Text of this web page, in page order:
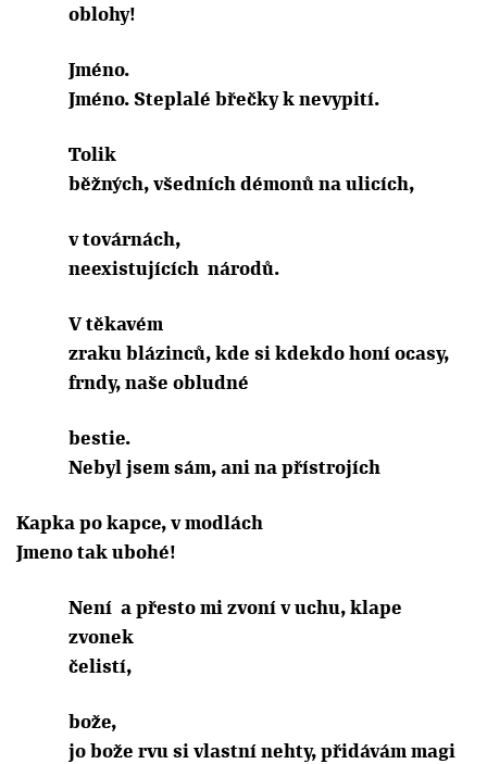
oblohy!
Jméno.
Jméno. Steplalé břečky k nevypití.
Tolik
běžných, všedních démonů na ulicích,
v továrnách,
neexistujících národů.
V těkavém
zraku blázinců, kde si kdekdo honí ocasy,
frndy, naše obludné
bestie.
Nebyl jsem sám, ani na přístrojích
Kapka po kapce, v modlách
Jmeno tak ubohé!
Není a přesto mi zvoní v uchu, klape
zvonek
čelistí,
bože,
jo bože rvu si vlastní nehty, přidávám magi